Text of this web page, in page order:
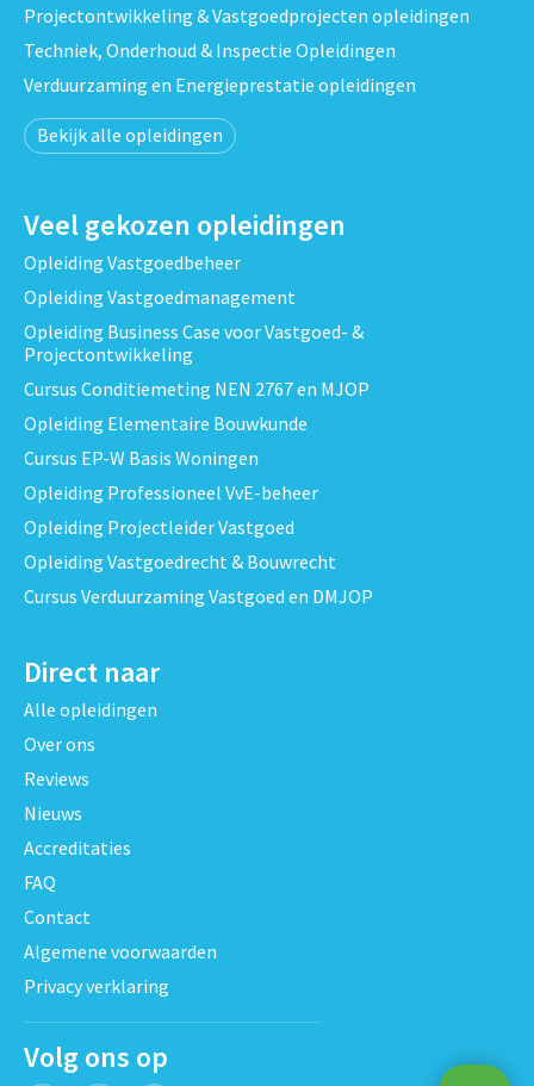
Projectontwikkeling & Vastgoedprojecten opleidingen
Techniek, Onderhoud & Inspectie Opleidingen
Verduurzaming en Energieprestatie opleidingen
Bekijk alle opleidingen
Veel gekozen opleidingen
Opleiding Vastgoedbeheer
Opleiding Vastgoedmanagement
Opleiding Business Case voor Vastgoed- &
Projectontwikkeling
Cursus Conditiemeting NEN 2767 en MJOP
Opleiding Elementaire Bouwkunde
Cursus EP-W Basis Woningen
Opleiding Professioneel VvE-beheer
Opleiding Projectleider Vastgoed
Opleiding Vastgoedrecht & Bouwrecht
Cursus Verduurzaming Vastgoed en DMJOP
Direct naar
Alle opleidingen
Over ons
Reviews
Nieuws
Accreditaties
FAQ
Contact
Algemene voorwaarden
Privacy verklaring
Volg ons op